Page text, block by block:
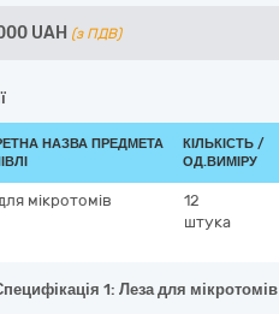
UAH (з ПДВ)
НАЗВА ПРЕДМЕТА
КІЛЬКІСТЬ /
ОД.ВИМІРУ
мікротомів
12
штука
1: Леза для мікротомів